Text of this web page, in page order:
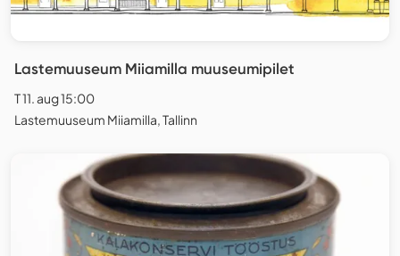
Lastemuuseum Miiamilla muuseumipilet
T 11. aug 15:00
Lastemuuseum Miiamilla, Tallinn